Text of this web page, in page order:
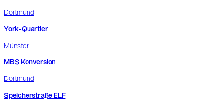
Dortmund
York-Quartier
Münster
MBS Konversion
Dortmund
Speicherstraße ELF